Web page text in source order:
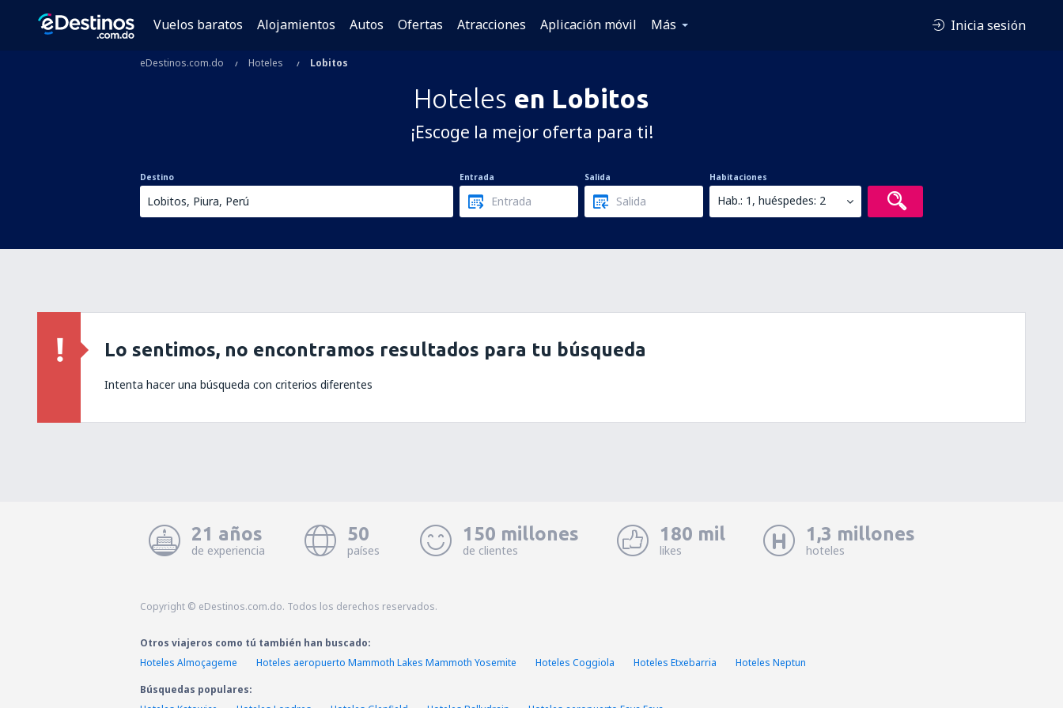
Vuelos baratos Alojamientos Autos Ofertas Atracciones Aplicación móvil Más Inicia sesión
eDestinos.com.do Hoteles Lobitos
Hoteles en Lobitos
¡Escoge la mejor oferta para ti!
Destino Entrada Salida Habitaciones
Hab.: 1, huéspedes: 2
Lo sentimos, no encontramos resultados para tu búsqueda
Intenta hacer una búsqueda con criterios diferentes
21 años
de experiencia
50
países
150 millones
de clientes
180 mil
likes
1,3 millones
hoteles
Copyright © eDestinos.com.do. Todos los derechos reservados.
Otros viajeros como tú también han buscado:
Hoteles Almoçageme
Hoteles aeropuerto Mammoth Lakes Mammoth Yosemite Hoteles Coggiola Hoteles Etxebarria
Hoteles Neptun
Búsquedas populares: